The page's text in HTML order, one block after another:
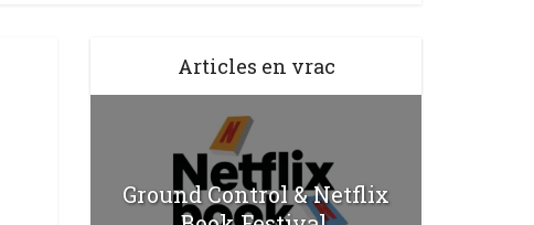
Articles en vrac
Ground Control & Netflix